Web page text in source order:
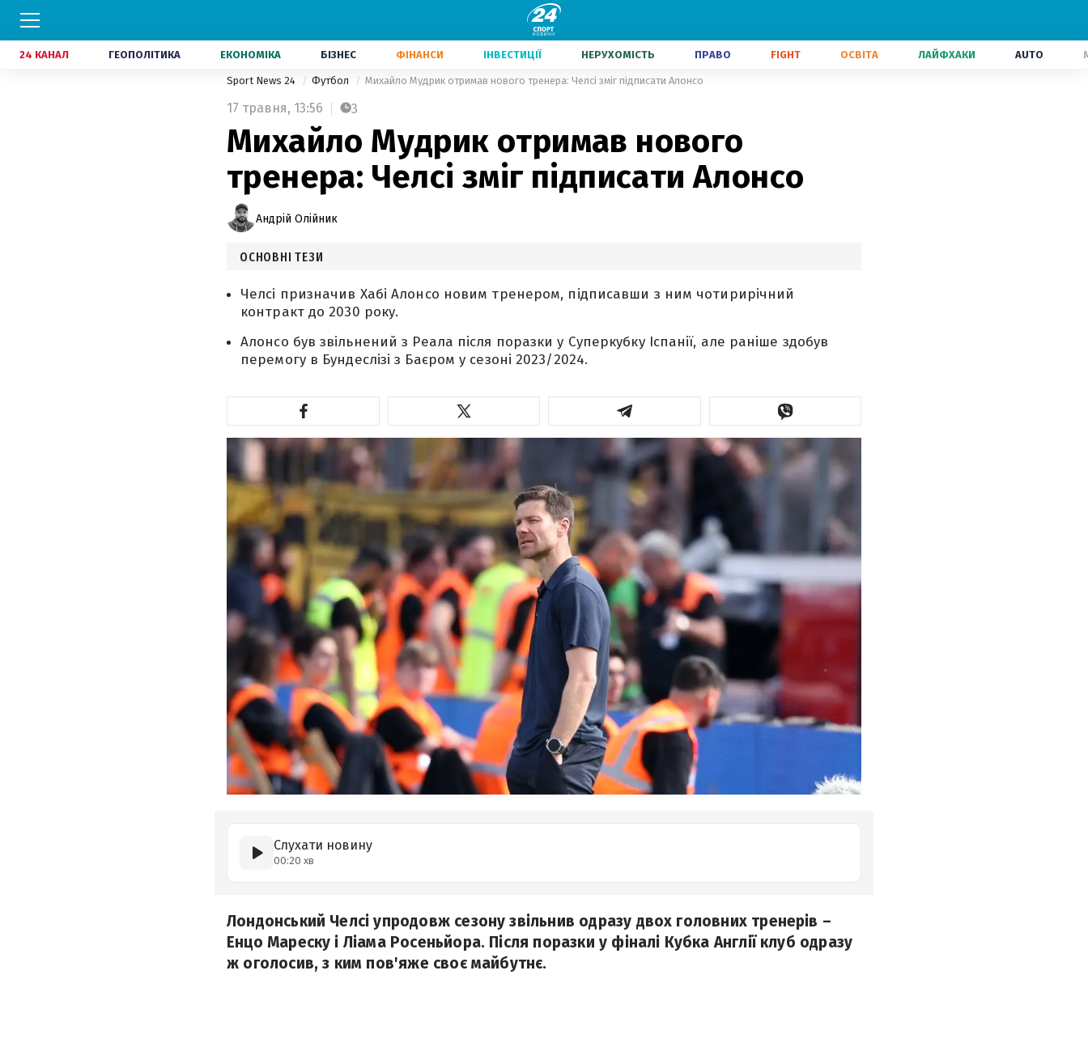
24 КАНАЛ ГЕОПОЛІТИКА ЕКОНОМІКА БІЗНЕС ФІНАНСИ ІНВЕСТИЦІЇ НЕРУХОМІСТЬ ПРАВО FIGHT ОСВІТА ЛАЙФХАКИ AUTO
Sport News 24 Футбол Михайло Мудрик отримав нового тренера: Челсі зміг підписати Алонсо
17 травня, 13:56 3
Михайло Мудрик отримав нового
тренера: Челсі зміг підписати Алонсо
Андрій Олійник
ОСНОВНІ ТЕЗИ
Челсі призначив Хабі Алонсо новим тренером, підписавши з ним чотирирічний
контракт до 2030 року.
Алонсо був звільнений з Реала після поразки у Суперкубку Іспанії, але раніше здобув
перемогу в Бундеслізі з Баєром у сезоні 2023/2024.
Слухати новину
00:20 хв
Лондонський Челсі упродовж сезону звільнив одразу двох головних тренерів –
Енцо Мареску і Ліама Росеньйора. Після поразки у фіналі Кубка Англії клуб одразу
ж оголосив, з ким пов'яже своє майбутнє.